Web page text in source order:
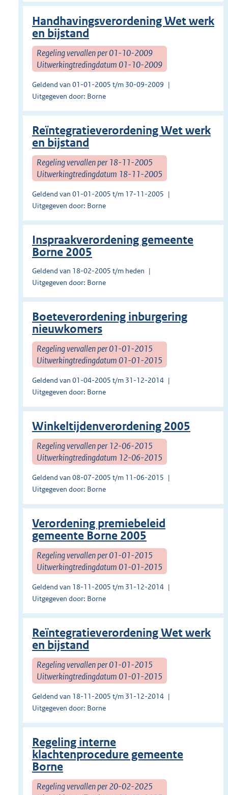
Handhavingsverordening Wet werk
en bijstand
Regeling vervallen per 01-10-2009
Uitwerkingtredingdatum 01-10-2009
Geldend van 01-01-2005 t/m 30-09-2009
Uitgegeven door: Borne
Reïntegratieverordening Wet werk
en bijstand
Regeling vervallen per 18-11-2005
Uitwerkingtredingdatum 18-11-2005
Geldend van 01-01-2005 t/m 17-11-2005
Uitgegeven door: Borne
Inspraakverordening gemeente
Borne 2005
Geldend van 18-02-2005 t/m heden
Uitgegeven door: Borne
Boeteverordening inburgering
nieuwkomers
Regeling vervallen per 01-01-2015
Uitwerkingtredingdatum 01-01-2015
Geldend van 01-04-2005 t/m 31-12-2014
Uitgegeven door: Borne
Winkeltijdenverordening 2005
Regeling vervallen per 12-06-2015
Uitwerkingtredingdatum 12-06-2015
Geldend van 08-07-2005 t/m 11-06-2015
Uitgegeven door: Borne
Verordening premiebeleid
gemeente Borne 2005
Regeling vervallen per 01-01-2015
Uitwerkingtredingdatum 01-01-2015
Geldend van 18-11-2005 t/m 31-12-2014
Uitgegeven door: Borne
Reïntegratieverordening Wet werk
en bijstand
Regeling vervallen per 01-01-2015
Uitwerkingtredingdatum 01-01-2015
Geldend van 18-11-2005 t/m 31-12-2014
Uitgegeven door: Borne
Regeling interne
klachtenprocedure gemeente
Borne
Regeling vervallen per 20-02-2025